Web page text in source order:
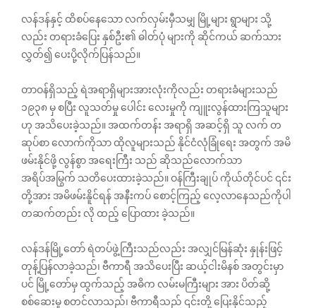
လန်ဒန်နှင့် ထိစပ်နေသော လက်လှမ်းမှီသမျှ မြို့များ ရွာများ သို့
လည်း တရားခံပြေး နှစ်ဦး၏ ဓါတ်ပုံ များကို ဆိုင်ကယ် ဆက်သား
လွှတ်၍ ပေးပို့လိုက်ပြန်သည်။
တာဝန်ရှိသည့် ရဲအရာရှိများအားလုံးကိုလည်း တရားခံများသည်
၁၉၃၈ မှ စပြီး လူသတ်မှု ပေါင်း လေးမှုကို ကျူးလွန်ထားကြသူများ
ဟု အသိပေးခဲ့သည်။ အထက်တန်း အရာရှိ အဆင့်ရှိ သူ လက် တ
ဆုပ်စာ လောက်ကိုသာ ထိုလူများသည် နိုင်ငံလုံခြုံရေး အတွက် အမိ
ဖမ်းနိုင်ဖို့ လွန်စွာ အရေးကြီး သည် ဆိုသည်လောက်သာ
အရိပ်အမြွက် သတိပေးထားခဲ့သည်။ ဝန်ကြီးချုပ် ကိုယ်တိုင်ပင် ၎င်း
တို့အား အမိဖမ်းနိူင်ရန် အနီးကပ် စောင့်ကြည့် လေ့လာနေသည်ကိုပါ
တဆက်တည်း လို ထည့် ပြောထား ခဲ့သည်။
လန်ဒန်မြို့တော် ရဲတပ်ဖွဲ့ကြီးသည်လည်း အလျှင်မြန်ဆုံး နှုန်းဖြင့်
တုန့်ပြန်လာခဲ့သည်၊ ဗီကာရီ အသိပေးပြီး ဆယ့်ငါးမိနစ် အတွင်းမှာ
ပင် မြို့တော်မှ ထွက်သည့် အဓိက လမ်းမကြီးများ အား ပိတ်ဆို့
စစ်ဆေးမှု စတင်လာသည်၊ ဗီကာရီသည် ၎င်းတို့ ပြေးနိုင်သည့်